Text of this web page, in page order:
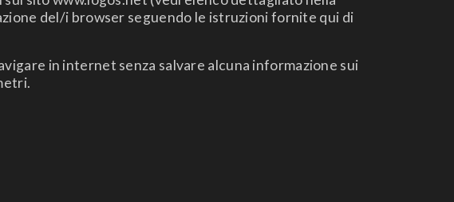
del/i browser seguendo le istruzioni fornite qui di
in internet senza salvare alcuna informazione sui